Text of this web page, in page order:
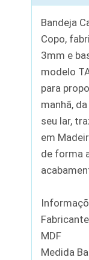
Bandeja
Copo,
3mm e
modelo
para
manhã,
seu lar,
em
de forma
MDF
Medida